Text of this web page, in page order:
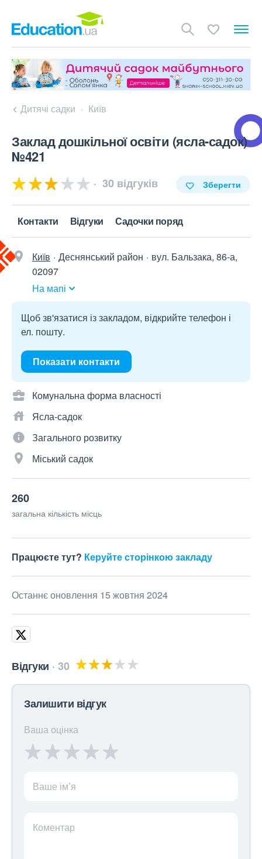
Дитячі садки Київ
Заклад дошкільної освіти (ясла-садок)
№421
30 відгуків Зберегти
Контакти Відгуки Садочки поряд
Київ Деснянський район
вул. Бальзака, 86-а,
02097
На мапі
Щоб зв'язатися із закладом, відкрийте телефон і
ел. пошту.
Показати контакти
Комунальна форма власності
Ясла-садок
Загального розвитку
Міський садок
260
загальна кількість місць
Працюєте тут? Керуйте сторінкою закладу
Останнє оновлення 15 жовтня 2024
Відгуки 30
Залишити відгук
Ваша оцінка
Ваше ім’я
Коментар